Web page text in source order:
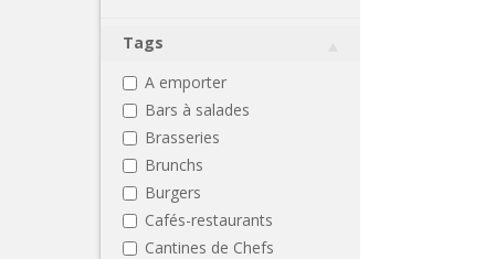
Tags
A emporter
Bars à salades
Brasseries
Brunchs
Burgers
Cafés-restaurants
Cantines de Chefs